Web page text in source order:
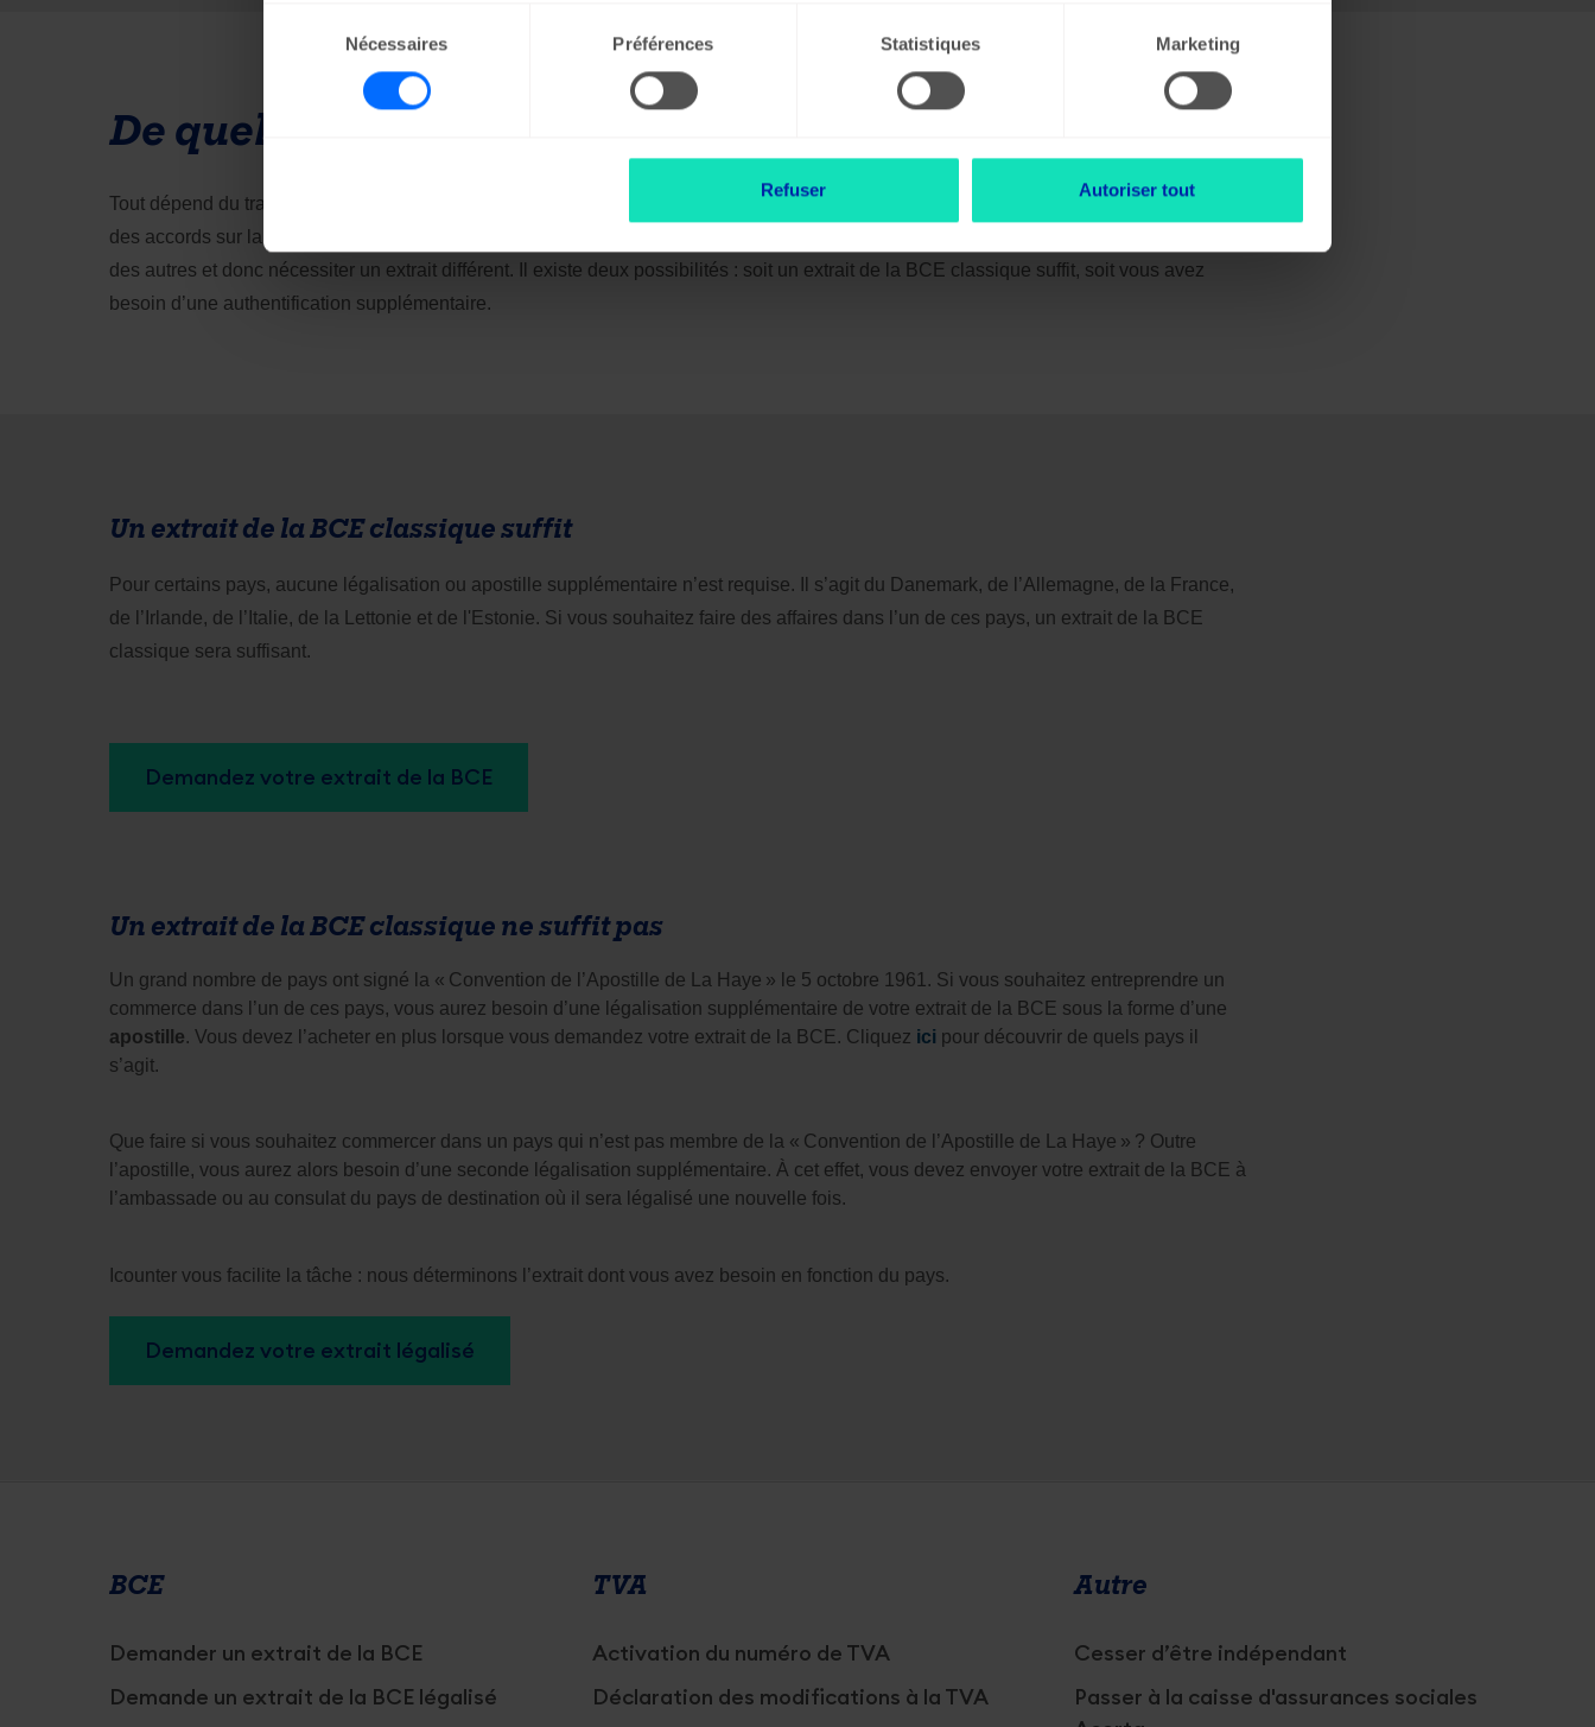
consentement
Nécessaires Préférences Statistiques Marketing
Refuser Autoriser tout
De quel extrait ai-je besoin ?
Tout dépend du traité de légalisation que notre pays a conclu avec le pays dans lequel vous souhaitez commercer. Ce traité comprend
des accords sur la manière dont les pays acceptent leurs documents officiels mutuels. Ces derniers peuvent être très différents les uns
des autres et donc nécessiter un extrait différent. Il existe deux possibilités : soit un extrait de la BCE classique suffit, soit vous avez
besoin d’une authentification supplémentaire.
Un extrait de la BCE classique suffit
Pour certains pays, aucune légalisation ou apostille supplémentaire n’est requise. Il s’agit du Danemark, de l’Allemagne, de la France,
de l’Irlande, de l’Italie, de la Lettonie et de l'Estonie. Si vous souhaitez faire des affaires dans l’un de ces pays, un extrait de la BCE
classique sera suffisant.
Demandez votre extrait de la BCE
Un extrait de la BCE classique ne suffit pas
Un grand nombre de pays ont signé la « Convention de l’Apostille de La Haye » le 5 octobre 1961. Si vous souhaitez entreprendre un
apostille. Vous devez l’acheter en plus lorsque vous demandez votre extrait de la BCE. Cliquez ici pour découvrir de quels pays il
s’agit.
Que faire si vous souhaitez commercer dans un pays qui n’est pas membre de la « Convention de l’Apostille de La Haye » ? Outre
l’apostille, vous aurez alors besoin d’une seconde légalisation supplémentaire. À cet effet, vous devez envoyer votre extrait de la BCE à
l’ambassade ou au consulat du pays de destination où il sera légalisé une nouvelle fois.
Icounter vous facilite la tâche : nous déterminons l’extrait dont vous avez besoin en fonction du pays.
Demandez votre extrait légalisé
BCE
Demander un extrait de la BCE
Demande un extrait de la BCE légalisé
TVA
Activation du numéro de TVA
Déclaration des modifications à la TVA
Autre
Cesser d’être indépendant
Passer à la caisse d'assurances sociales